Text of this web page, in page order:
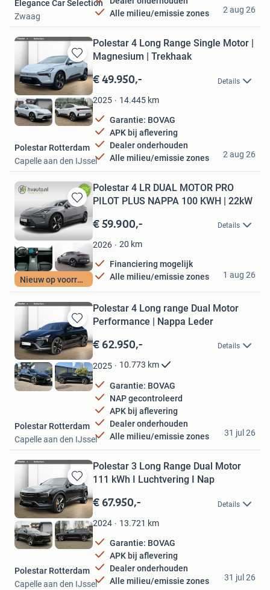
Alle milieu/emissie zones
Elegance Car Selection
Zwaag
2 aug 26
Bewaren
in
Mijn
Favorieten
Polestar 4 Long Range Single Motor |
Magnesium | Trekhaak
€ 49.950,- Details
2025 14.445 km
Garantie: BOVAG
APK bij aflevering
Dealer onderhouden
Alle milieu/emissie zones
Polestar Rotterdam
Capelle aan den IJssel
2 aug 26
Bewaren
in
Mijn
Favorieten
Nieuw op voorraad
Polestar 4 LR DUAL MOTOR PRO
PILOT PLUS NAPPA 100 KWH | 22kW
€ 59.900,- Details
2026 20 km
Financiering mogelijk
Alle milieu/emissie zones
HV Auto
Drachten
1 aug 26
Bewaren
in
Mijn
Favorieten
Polestar 4 Long range Dual Motor
Performance | Nappa Leder
€ 62.950,- Details
2025 10.773 km
Garantie: BOVAG
NAP gecontroleerd
APK bij aflevering
Dealer onderhouden
Alle milieu/emissie zones
Polestar Rotterdam
Capelle aan den IJssel
31 jul 26
Bewaren
in
Mijn
Favorieten
Polestar 3 Long Range Dual Motor
111 kWh I Luchtvering I Nap
€ 67.950,- Details
2024 13.721 km
Garantie: BOVAG
APK bij aflevering
Dealer onderhouden
Alle milieu/emissie zones
Polestar Rotterdam
Capelle aan den IJssel
31 jul 26